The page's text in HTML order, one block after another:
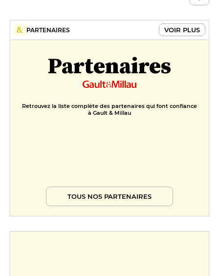
PARTENAIRES VOIR PLUS
Partenaires
Retrouvez la liste complète des partenaires qui font confiance
à Gault & Millau
TOUS NOS PARTENAIRES